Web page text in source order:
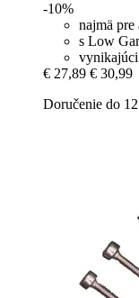
-10%
najmä pre
s Low
€ 27,89 € 30,99
Doručenie do